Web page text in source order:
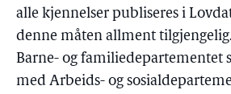
alle kjennelser publiseres i
denne måten allment tilgjengelig.
Barne- og familiedepartementet
med Arbeids- og